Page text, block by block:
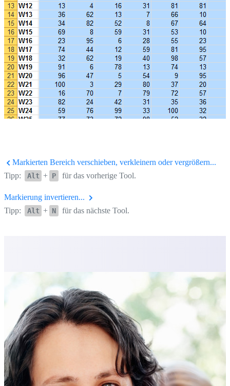
Markierten Bereich verschieben, verkleinern oder vergrößern...
Tipp:
Alt + P für das vorherige Tool.
Markierung invertieren...
Tipp:
Alt + N für das nächste Tool.